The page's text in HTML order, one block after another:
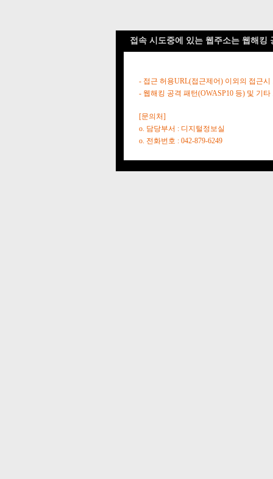
접속 시도중에 있는 웹주소는 웹해킹
- 접근 허용URL(접근제어) 이외의 접근시
- 웹해킹 공격 패턴(OWASP10 등) 및 기
[문의처]
o. 담당부서 : 디지털정보실
o. 전화번호 : 042-879-6249